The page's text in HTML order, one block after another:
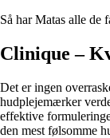
Så har Matas alle de
Clinique –
Det er ingen
hudplejemærker
effektive
den mest følsomme